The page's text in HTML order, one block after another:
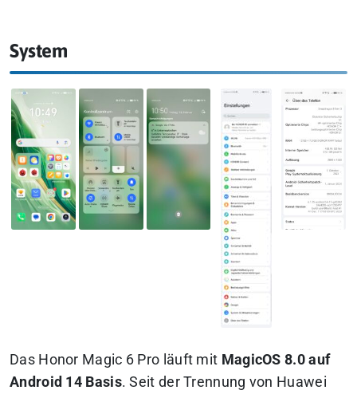
System
Das Honor Magic 6 Pro läuft mit MagicOS 8.0 auf
Android 14 Basis. Seit der Trennung von Huawei